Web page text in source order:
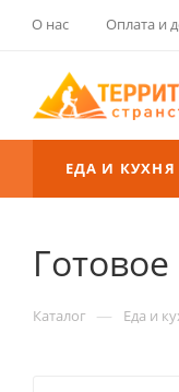
О нас Оплата и
ЕДА И КУХНЯ
Каталог — Еда и